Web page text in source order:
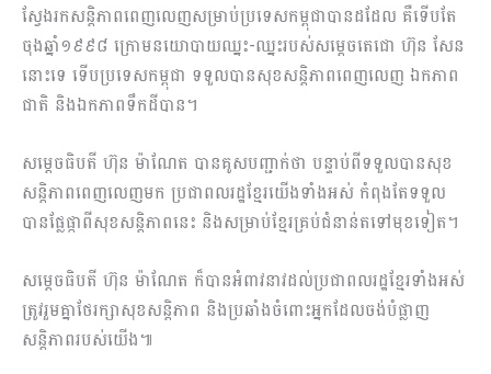
ស្វែងរកសន្តិភាពពេញលេញសម្រាប់ប្រទេសកម្ពុជាបានដដែល គឺទើបតែ
ចុងឆ្នាំ១៩៩៨ ក្រោមនយោបាយឈ្នះ-ឈ្នះរបស់សម្តេចតេជោ ហ៊ុន សែន
នោះទេ ទើបប្រទេសកម្ពុជា ទទួលបានសុខសន្តិភាពពេញលេញ ឯកភាព
ជាតិ និងឯកភាពទឹកដីបាន។
សម្តេចធិបតី ហ៊ុន ម៉ាណែត បានគូសបញ្ជាក់ថា បន្ទាប់ពីទទួលបានសុខ
សន្តិភាពពេញលេញមក ប្រជាពលរដ្ឋខ្មែរយើងទាំងអស់ កំពុងតែទទួល
បានផ្លែផ្កាពីសុខសន្តិភាពនេះ និងសម្រាប់ខ្មែរគ្រប់ជំនាន់តទៅមុខទៀត។
សម្តេចធិបតី ហ៊ុន ម៉ាណែត ក៏បានអំពាវនាវដល់ប្រជាពលរដ្ឋខ្មែរទាំងអស់
ត្រូវរួមគ្នាថែរក្សាសុខសន្តិភាព និងប្រឆាំងចំពោះអ្នកដែលចង់បំផ្លាញ
សន្តិភាពរបស់យើង៕